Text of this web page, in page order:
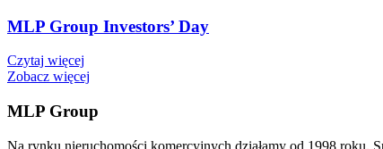
MLP Group Investors’ Day
Czytaj więcej
Zobacz więcej
MLP Group
Na rynku nieruchomości komercyjnych działamy od 1998 roku.